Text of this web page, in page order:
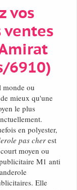
vos
ventes
6910)
monde ou
mieux qu'une
le plus
en polyester,
pas cher est
moyen ou
M1 anti
Elle